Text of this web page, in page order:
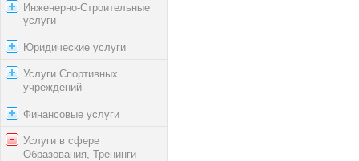
Инженерно-Строительные
услуги
Юридические услуги
Услуги Спортивных
учреждений
Финансовые услуги
Услуги в сфере
Образования, Тренинги